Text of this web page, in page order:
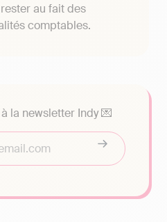
au fait des
comptables.
la newsletter Indy 💌